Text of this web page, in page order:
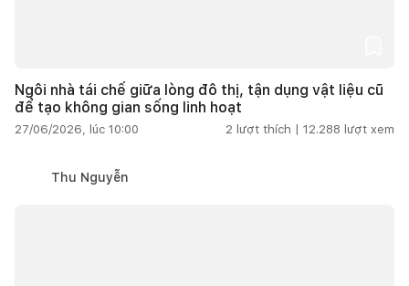
Ngôi nhà tái chế giữa lòng đô thị, tận dụng vật liệu cũ
để tạo không gian sống linh hoạt
27/06/2026, lúc 10:00 2 lượt thích | 12.288 lượt xem
Thu Nguyễn